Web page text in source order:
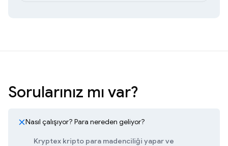
Sorularınız mı var?
Nasıl çalışıyor? Para nereden geliyor?
Kryptex kripto para madenciliği yapar ve